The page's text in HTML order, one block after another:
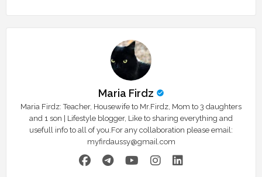
Maria Firdz
Maria Firdz: Teacher, Housewife to Mr.Firdz, Mom to 3 daughters
and 1 son | Lifestyle blogger, Like to sharing everything and
usefull info to all of you.For any collaboration please email:
myfirdaussy@gmail.com